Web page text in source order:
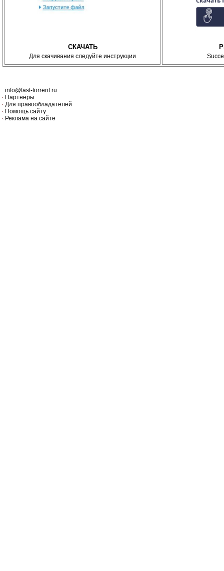
СКАЧАТЬ
Для скачивания следуйте инструкции
info@fast-torrent.ru
Партнёры
Для правообладателей
Помощь сайту
Реклама на сайте